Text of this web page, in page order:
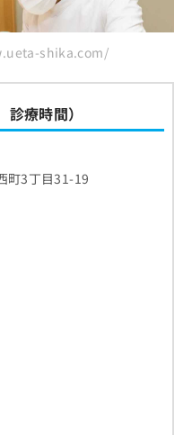
shika.com/
療時間）
町3丁目31-19